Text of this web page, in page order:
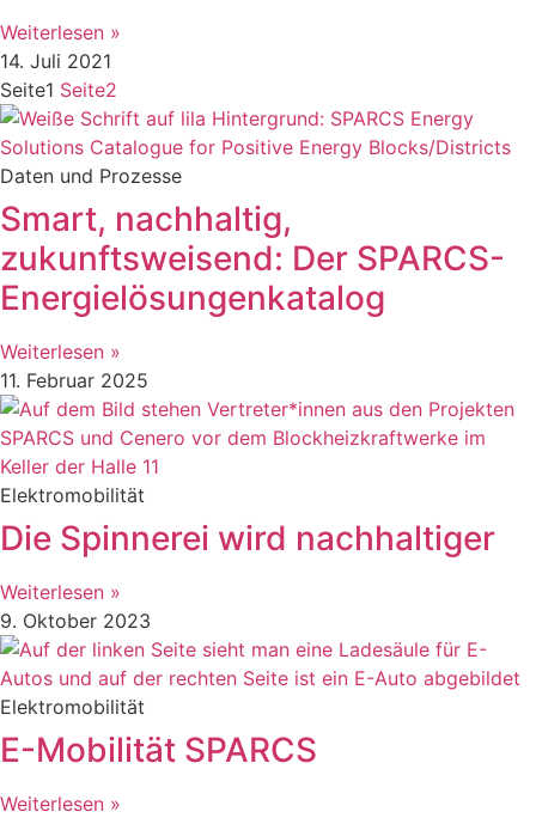
Weiterlesen »
14. Juli 2021
Seite1 Seite2
Daten und Prozesse
Smart, nachhaltig,
zukunftsweisend: Der SPARCS-
Energielösungenkatalog
Weiterlesen »
11. Februar 2025
Elektromobilität
Die Spinnerei wird nachhaltiger
Weiterlesen »
9. Oktober 2023
Elektromobilität
E-Mobilität SPARCS
Weiterlesen »